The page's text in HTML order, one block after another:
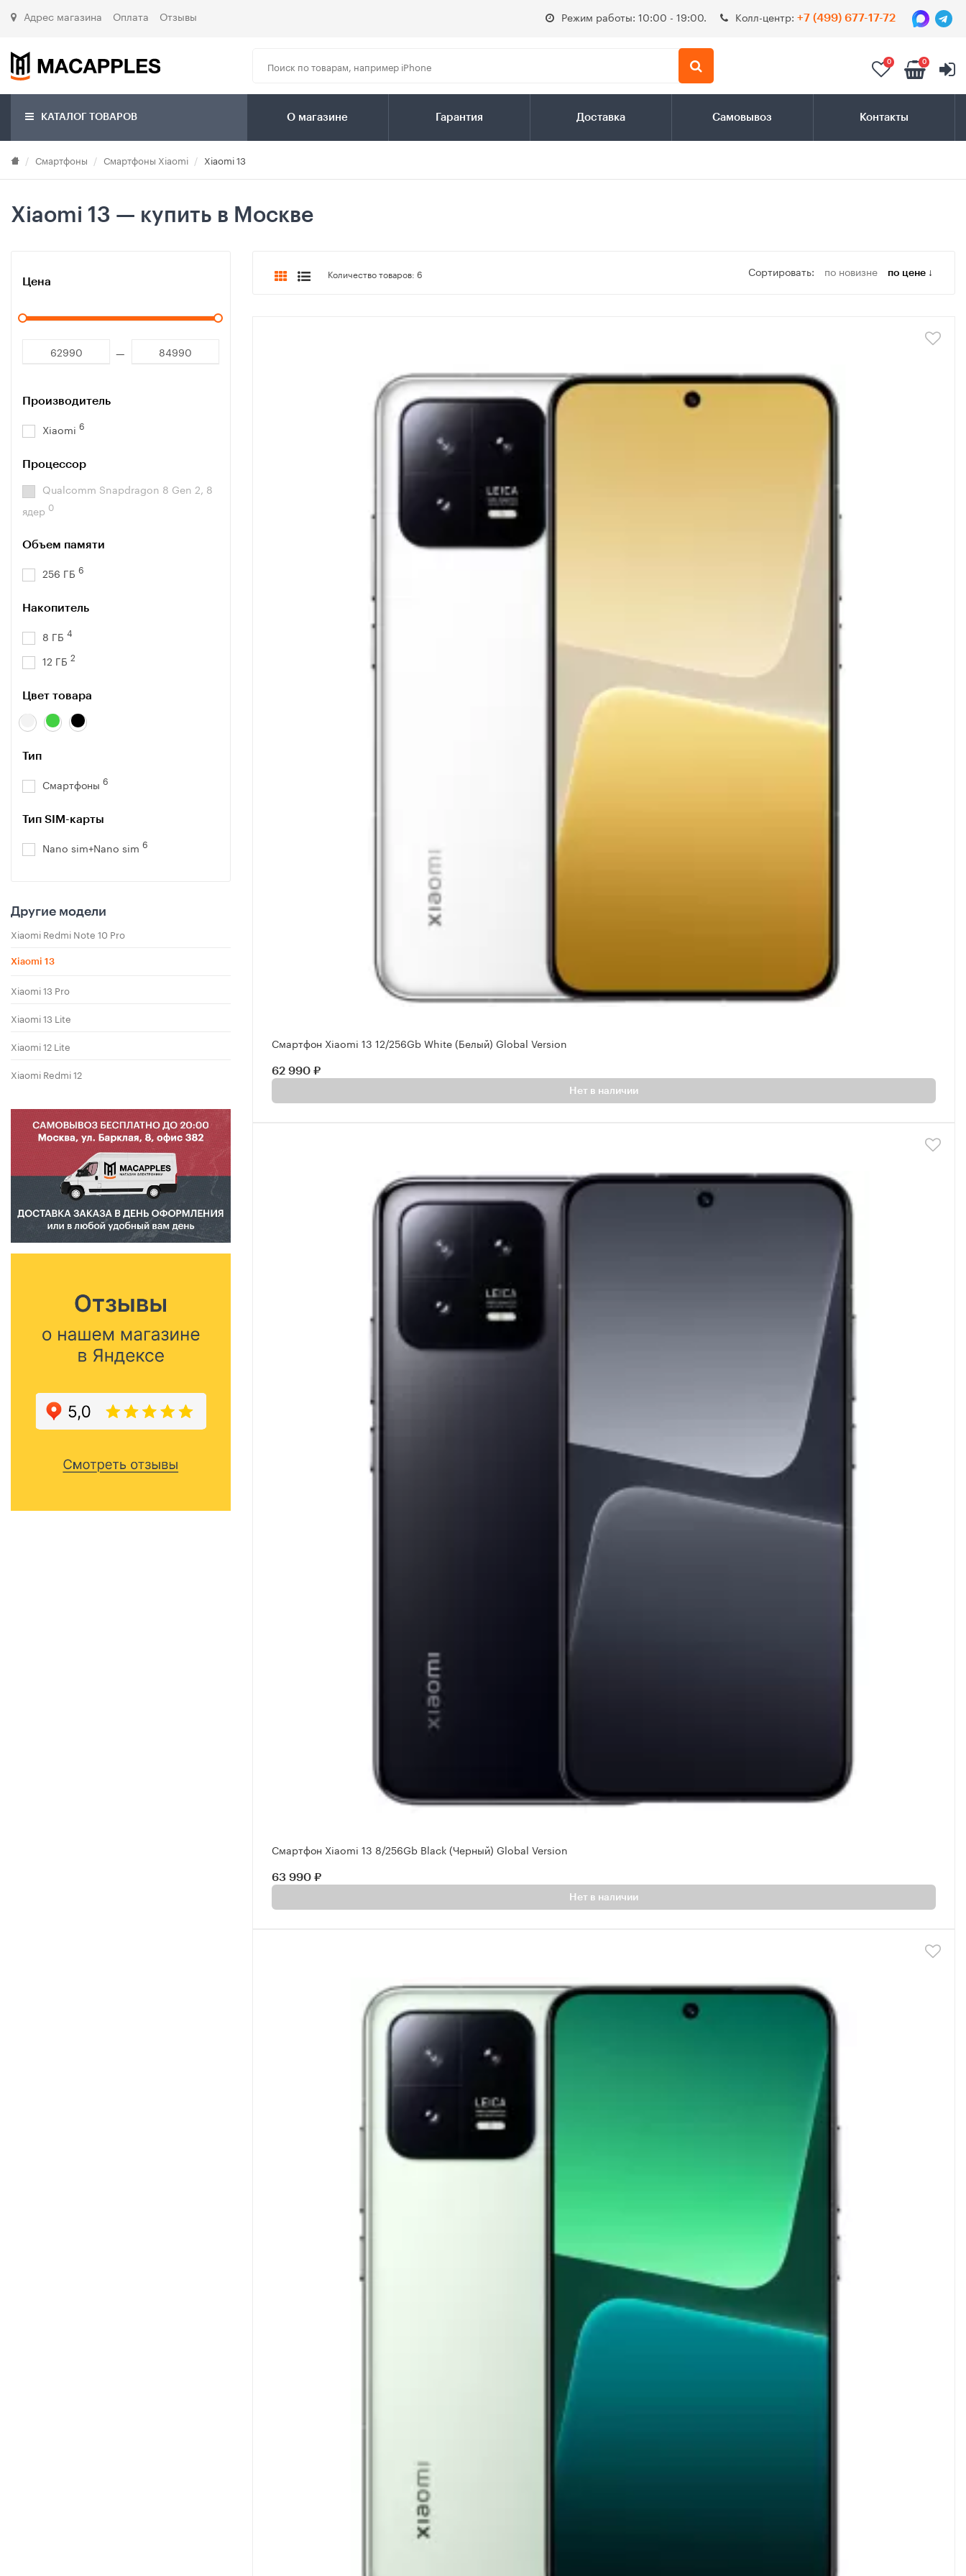
Адрес магазина Оплата Отзывы Режим работы: 10:00 - 19:00. Колл-центр: +7 (499) 677-17-72
0 0
КАТАЛОГ ТОВАРОВ О магазине Гарантия Доставка Самовывоз Контакты
Смартфоны Смартфоны Xiaomi Xiaomi 13
Xiaomi 13 — купить в Москве
Цена
Производитель
Xiaomi 6
Процессор
Qualcomm Snapdragon 8 Gen 2, 8
ядер 0
Объем памяти
256 ГБ 6
Накопитель
8 ГБ 4
12 ГБ 2
Цвет товара
Тип
Смартфоны 6
Тип SIM-карты
Nano sim+Nano sim 6
Другие модели
Xiaomi Redmi Note 10 Pro
Xiaomi 13
Xiaomi 13 Pro
Xiaomi 13 Lite
Xiaomi 12 Lite
Xiaomi Redmi 12
Количество товаров: 6 Сортировать: по новизне по цене
Смартфон Xiaomi 13 12/256Gb White (Белый) Global Version
62 990 ₽
Нет в наличии
Смартфон Xiaomi 13 8/256Gb Black (Черный) Global Version
63 990 ₽
Нет в наличии